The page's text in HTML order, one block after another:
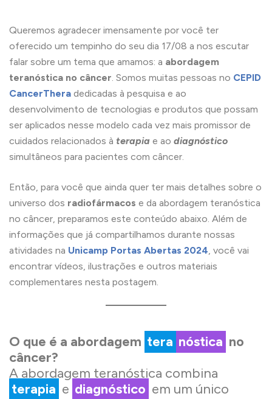
Queremos agradecer imensamente por você ter
oferecido um tempinho do seu dia 17/08 a nos escutar
falar sobre um tema que amamos: a abordagem
teranóstica no câncer. Somos muitas pessoas no CEPID
CancerThera dedicadas à pesquisa e ao
desenvolvimento de tecnologias e produtos que possam
ser aplicados nesse modelo cada vez mais promissor de
cuidados relacionados à terapia e ao diagnóstico
simultâneos para pacientes com câncer.
Então, para você que ainda quer ter mais detalhes sobre o
universo dos radiofármacos e da abordagem teranóstica
no câncer, preparamos este conteúdo abaixo. Além de
informações que já compartilhamos durante nossas
atividades na Unicamp Portas Abertas 2024, você vai
encontrar vídeos, ilustrações e outros materiais
complementares nesta postagem.
O que é a abordagem tera nóstica no
câncer?
A abordagem teranóstica combina
terapia e diagnóstico em um único